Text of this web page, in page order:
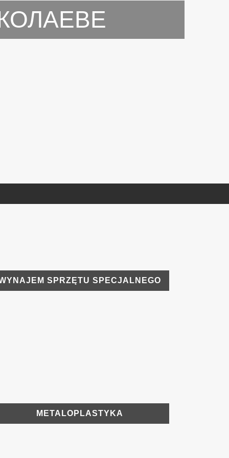
SPRZĘTU SPECJALNEGO
METALOPLASTYKA